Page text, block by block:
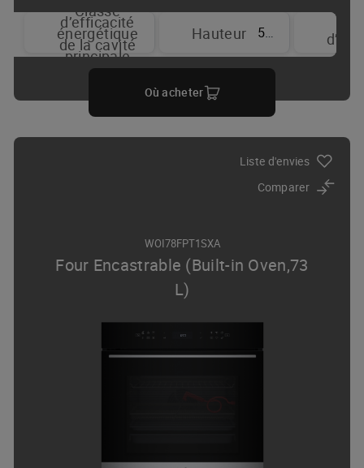
Classe
d’efficacité
énergétique
de la cavité
principale
Hauteur 59.7 cm
Où acheter
Liste d'envies
Comparer
WOI78FPT1SXA
Four Encastrable (Built-in Oven,73
L)